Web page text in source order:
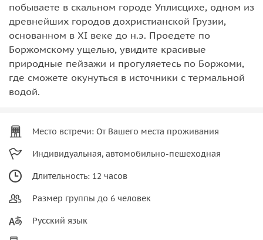
побываете в скальном городе Уплисцихе, одном из
древнейших городов дохристианской Грузии,
основанном в XI веке до н.э. Проедете по
Боржомскому ущелью, увидите красивые
природные пейзажи и прогуляетесь по Боржоми,
где сможете окунуться в источники с термальной
водой.
Место встречи: От Вашего места проживания
Индивидуальная, автомобильно-пешеходная
Длительность: 12 часов
Размер группы до 6 человек
Русский язык